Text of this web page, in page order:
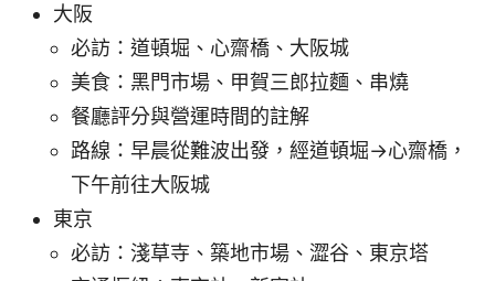
大阪
必訪：道頓堀、心齋橋、大阪城
美食：黑門市場、甲賀三郎拉麵、串燒
餐廳評分與營運時間的註解
路線：早晨從難波出發，經道頓堀→心齋橋，
下午前往大阪城
東京
必訪：淺草寺、築地市場、澀谷、東京塔